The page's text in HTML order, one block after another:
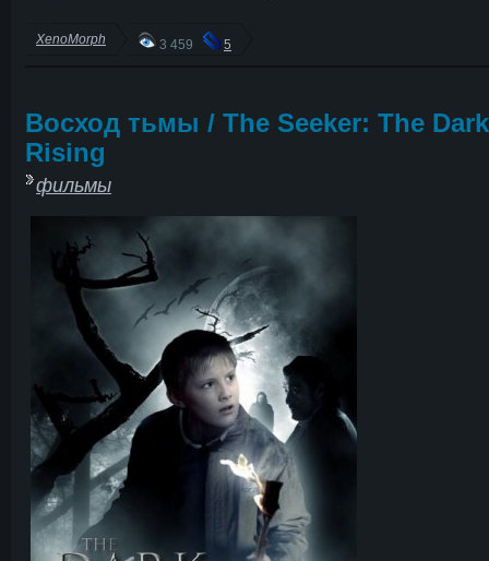
XenoMorph 3 459 5
Восход тьмы / The Seeker: The
Rising
фильмы